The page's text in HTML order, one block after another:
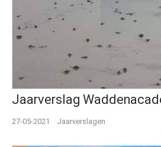
Jaarverslag
27-05-2021 Jaarverslagen